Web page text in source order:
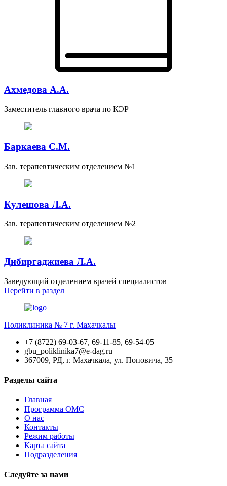
Ахмедова А.А.
Заместитель главного врача по КЭР
Баркаева С.М.
Зав. терапевтическим отделением №1
Кулешова Л.А.
Зав. терапевтическим отделением №2
Дибиргаджиева Л.А.
Заведующий отделением врачей специалистов
Перейти в раздел
Поликлиника № 7 г. Махачкалы
+7 (8722) 69-03-67, 69-11-85, 69-54-05
gbu_poliklinika7@e-dag.ru
367009, РД, г. Махачкала, ул. Поповича, 35
Разделы сайта
Главная
Программа ОМС
О нас
Контакты
Режим работы
Карта сайта
Подразделения
Следуйте за нами